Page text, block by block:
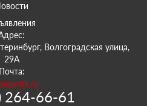
Волгоградская улица,
29А
Почта:
264-66-61